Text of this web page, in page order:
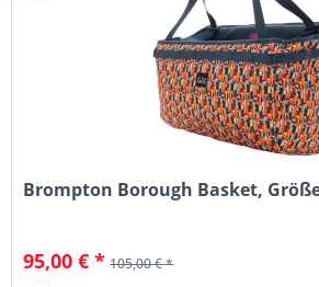
Brompton Borough Basket,
95,00 € * 105,00 € *